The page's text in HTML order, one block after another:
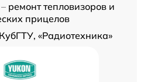
ремонт тепловизоров и
прицелов
КубГТУ, «Радиотехника»